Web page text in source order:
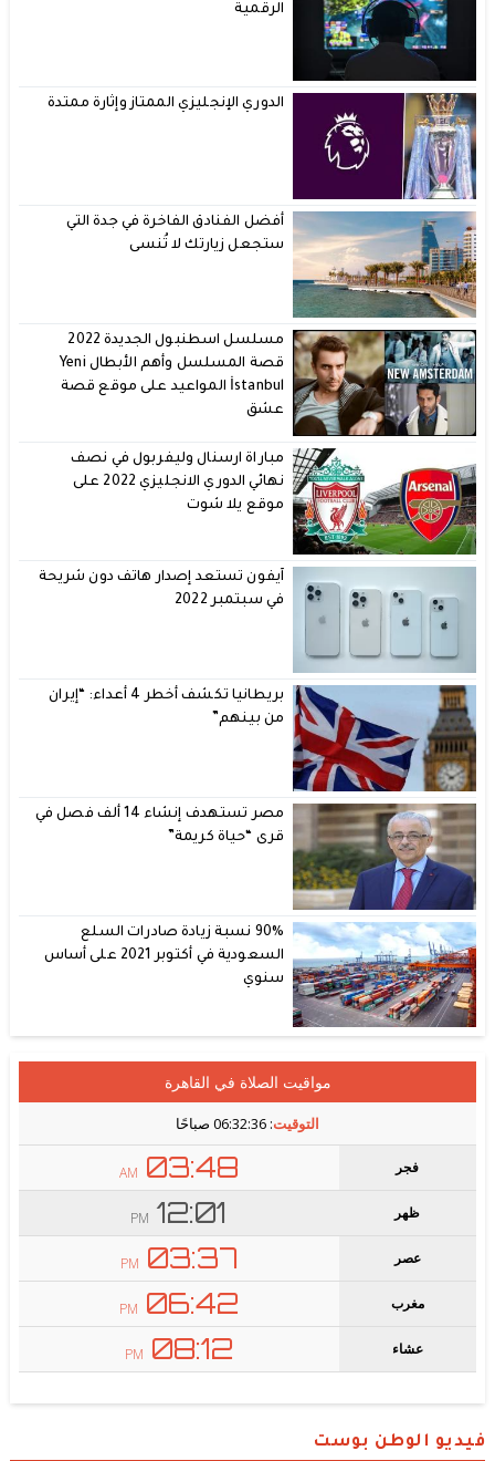
الرقمية
الدوري الإنجليزي الممتاز وإثارة ممتدة
أفضل الفنادق الفاخرة في جدة التي
ستجعل زيارتك لا تُنسى
مسلسل اسطنبول الجديدة 2022
قصة المسلسل وأهم الأبطال Yeni
İstanbul المواعيد على موقع قصة
عشق
مباراة ارسنال وليفربول في نصف
نهائي الدوري الانجليزي 2022 على
موقع يلا شوت
آيفون تستعد إصدار هاتف دون شريحة
في سبتمبر 2022
بريطانيا تكشف أخطر 4 أعداء: “إيران
من بينهم”
مصر تستهدف إنشاء 14 ألف فصل في
قرى “حياة كريمة”
90% نسبة زيادة صادرات السلع
السعودية في أكتوبر 2021 على أساس
سنوي
فيديو الوطن بوست